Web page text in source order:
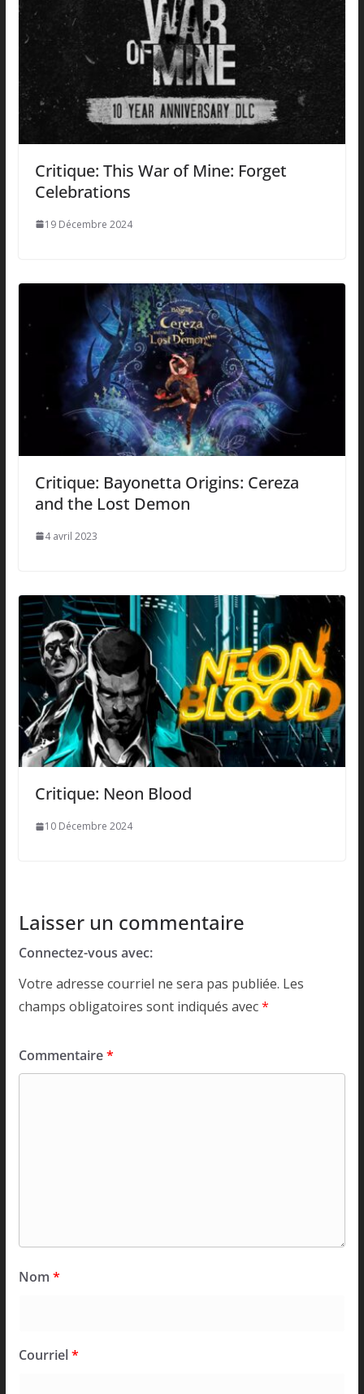
Critique: This War of Mine: Forget
Celebrations
19 Décembre 2024
Critique: Bayonetta Origins: Cereza
and the Lost Demon
4 avril 2023
Critique: Neon Blood
10 Décembre 2024
Laisser un commentaire
Connectez-vous avec:
Votre adresse courriel ne sera pas publiée. Les
champs obligatoires sont indiqués avec*
Commentaire*
Nom *
Courriel*